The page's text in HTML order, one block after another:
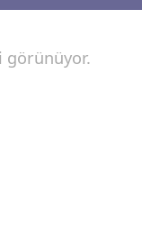
görünüyor.